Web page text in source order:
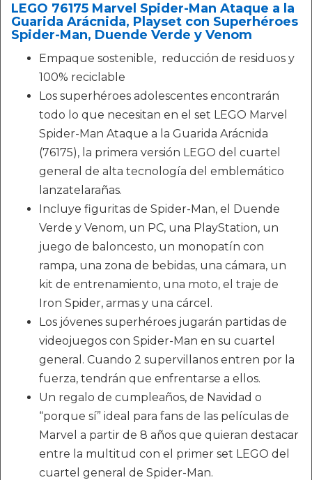
LEGO 76175 Marvel Spider-Man Ataque a la
Guarida Arácnida, Playset con Superhéroes
Spider-Man, Duende Verde y Venom
Empaque sostenible, reducción de residuos y
100% reciclable
Los superhéroes adolescentes encontrarán
todo lo que necesitan en el set LEGO Marvel
Spider-Man Ataque a la Guarida Arácnida
(76175), la primera versión LEGO del cuartel
general de alta tecnología del emblemático
lanzatelarañas.
Incluye figuritas de Spider-Man, el Duende
Verde y Venom, un PC, una PlayStation, un
juego de baloncesto, un monopatín con
rampa, una zona de bebidas, una cámara, un
kit de entrenamiento, una moto, el traje de
Iron Spider, armas y una cárcel.
Los jóvenes superhéroes jugarán partidas de
videojuegos con Spider-Man en su cuartel
general. Cuando 2 supervillanos entren por la
fuerza, tendrán que enfrentarse a ellos.
Un regalo de cumpleaños, de Navidad o
“porque sí” ideal para fans de las películas de
Marvel a partir de 8 años que quieran destacar
entre la multitud con el primer set LEGO del
cuartel general de Spider-Man.